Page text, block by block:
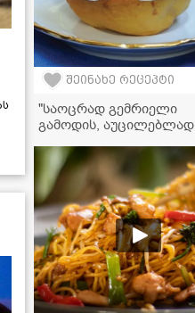
შეინახე რეცეპტი
"საოცრად გემრიელი
გამოდის, აუცილებლად
ნიგვზითა და ბეზეთი